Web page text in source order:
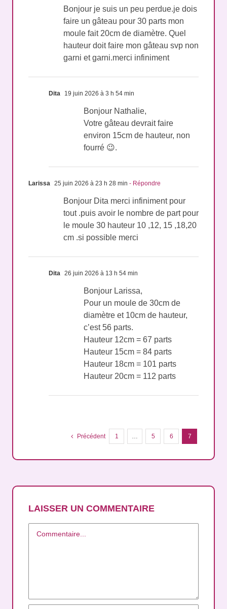
Bonjour je suis un peu perdue.je dois
faire un gâteau pour 30 parts mon
moule fait 20cm de diamètre. Quel
hauteur doit faire mon gâteau svp non
garni et garni.merci infiniment
Dita 19 juin 2026 à 3 h 54 min
Bonjour Nathalie,
Votre gâteau devrait faire
environ 15cm de hauteur, non
fourré 😉.
Larissa 25 juin 2026 à 23 h 28 min - Répondre
Bonjour Dita merci infiniment pour
tout .puis avoir le nombre de part pour
le moule 30 hauteur 10 ,12, 15 ,18,20
cm .si possible merci
Dita 26 juin 2026 à 13 h 54 min
Bonjour Larissa,
Pour un moule de 30cm de
diamètre et 10cm de hauteur,
c’est 56 parts.
Hauteur 12cm = 67 parts
Hauteur 15cm = 84 parts
Hauteur 18cm = 101 parts
Hauteur 20cm = 112 parts
Précédent 1 … 5 6 7
LAISSER UN COMMENTAIRE